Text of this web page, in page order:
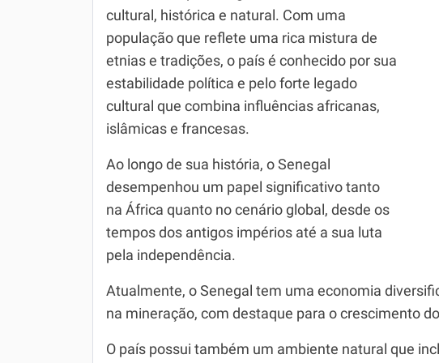
Química
Todos os Exercícios
cultural, histórica e natural. Com uma
população que reflete uma rica mistura de
etnias e tradições, o país é conhecido por sua
estabilidade política e pelo forte legado
cultural que combina influências africanas,
islâmicas e francesas.
Ao longo de sua história, o Senegal
desempenhou um papel significativo tanto
na África quanto no cenário global, desde os
tempos dos antigos impérios até a sua luta
pela independência.
Atualmente, o Senegal tem uma economia
na mineração, com destaque para o crescimento
O país possui também um ambiente natural que